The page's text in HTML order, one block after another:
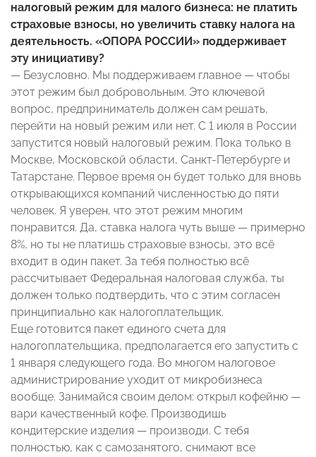
налоговый режим для малого бизнеса: не платить
страховые взносы, но увеличить ставку налога на
деятельность. «ОПОРА РОССИИ» поддерживает
эту инициативу?
— Безусловно. Мы поддерживаем главное — чтобы
этот режим был добровольным. Это ключевой
вопрос, предприниматель должен сам решать,
перейти на новый режим или нет. С 1 июля в России
запустится новый налоговый режим. Пока только в
Москве, Московской области, Санкт-Петербурге и
Татарстане. Первое время он будет только для вновь
открывающихся компаний численностью до пяти
человек. Я уверен, что этот режим многим
понравится. Да, ставка налога чуть выше — примерно
8%, но ты не платишь страховые взносы, это всё
входит в один пакет. За тебя полностью всё
рассчитывает Федеральная налоговая служба, ты
должен только подтвердить, что с этим согласен
принципиально как налогоплательщик.
Еще готовится пакет единого счета для
налогоплательщика, предполагается его запустить с
1 января следующего года. Во многом налоговое
администрирование уходит от микробизнеса
вообще. Занимайся своим делом: открыл кофейню —
вари качественный кофе. Производишь
кондитерские изделия — производи. С тебя
полностью, как с самозанятого, снимают все